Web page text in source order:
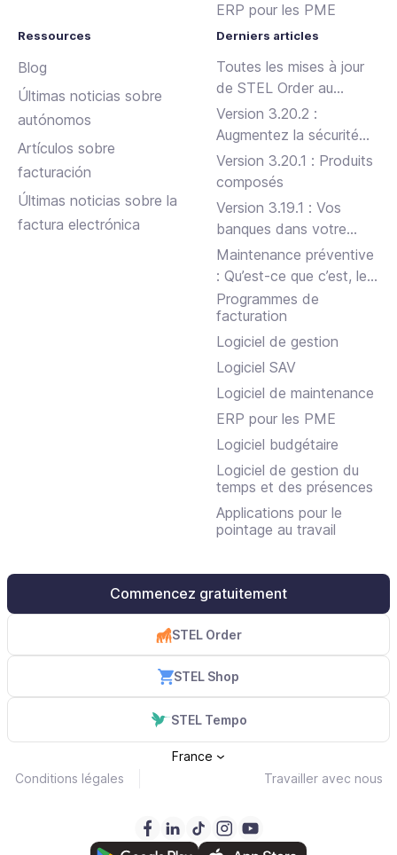
ERP pour les PME
Ressources
Blog
Últimas noticias sobre
autónomos
Artículos sobre
facturación
Últimas noticias sobre la
factura electrónica
Derniers articles
Toutes les mises à jour
de STEL Order au
premier semestre 2024
Version 3.20.2 :
Augmentez la sécurité
de votre entreprise
Version 3.20.1 : Produits
composés
Version 3.19.1 : Vos
banques dans votre
STEL Order
Maintenance préventive
: Qu’est-ce que c’est, les
types et comment le
faire efficacement
Programmes de
facturation
Logiciel de gestion
Logiciel SAV
Logiciel de maintenance
ERP pour les PME
Logiciel budgétaire
Logiciel de gestion du
temps et des présences
Applications pour le
pointage au travail
Commencez gratuitement
STEL Order
STEL Shop
STEL Tempo
Conditions légales Travailler avec nous
France